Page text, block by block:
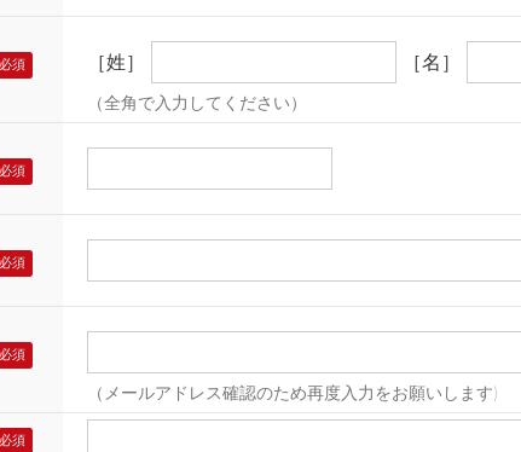
［姓］ ［名］
（全角で入力してください）
（メールアドレス確認のため再度入力をお願いします)